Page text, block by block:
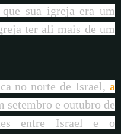
que sua igreja era um
ter ali mais de um
no norte de Israel, a
setembro e outubro de
entre Israel e o